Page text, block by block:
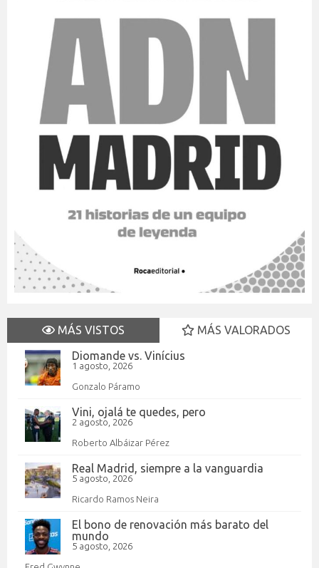
MÁS VISTOS
MÁS VALORADOS
Diomande vs. Vinícius
1 agosto, 2026
Gonzalo Páramo
Vini, ojalá te quedes, pero
2 agosto, 2026
Roberto Albáizar Pérez
Real Madrid, siempre a la vanguardia
5 agosto, 2026
Ricardo Ramos Neira
El bono de renovación más barato del
mundo
5 agosto, 2026